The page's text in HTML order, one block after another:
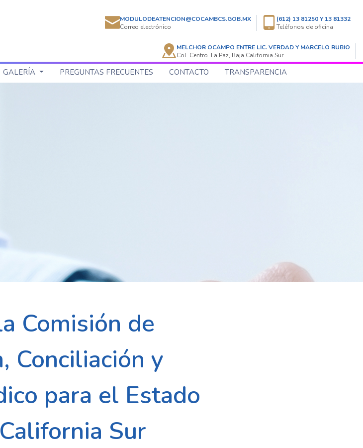
(612) 13 81250 Y 13 81332
Teléfonos de oficina
MODULODEATENCION@COCAMBCS.GOB.MX
Correo electrónico
MELCHOR OCAMPO ENTRE LIC. VERDAD Y MARCELO RUBIO
Col. Centro. La Paz, Baja California Sur
GALERÍA PREGUNTAS FRECUENTES CONTACTO TRANSPARENCIA
Comisión de
Conciliación y
para el Estado
Sur